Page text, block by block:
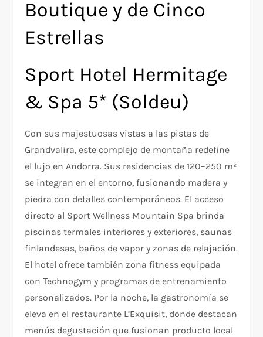
Boutique y de Cinco
Estrellas
Sport Hotel Hermitage
& Spa 5* (Soldeu)
Con sus majestuosas vistas a las pistas de
Grandvalira, este complejo de montaña redefine
el lujo en Andorra. Sus residencias de 120–250 m²
se integran en el entorno, fusionando madera y
piedra con detalles contemporáneos. El acceso
directo al Sport Wellness Mountain Spa brinda
piscinas termales interiores y exteriores, saunas
finlandesas, baños de vapor y zonas de relajación.
El hotel ofrece también zona fitness equipada
con Technogym y programas de entrenamiento
personalizados. Por la noche, la gastronomía se
eleva en el restaurante L’Exquisit, donde destacan
menús degustación que fusionan producto local